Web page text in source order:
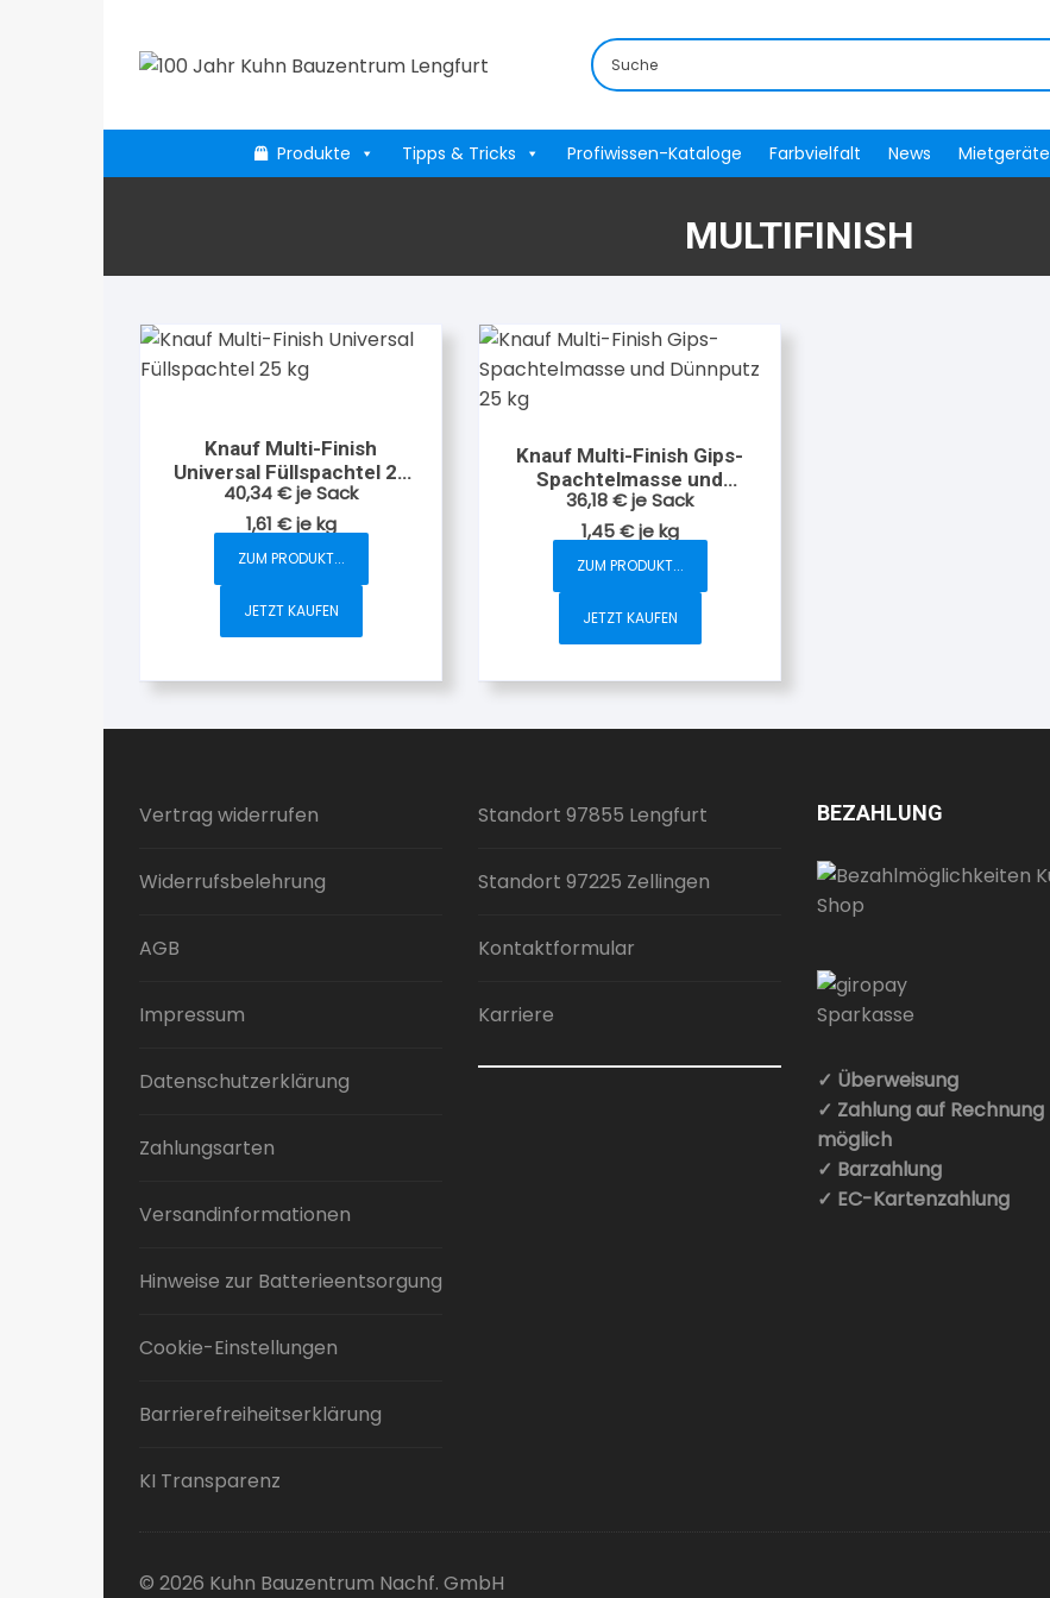
springen
Produkte Tipps & Tricks Profiwissen-Kataloge Farbvielfalt News Mietgeräte
MULTIFINISH
Knauf Multi-Finish
Universal Füllspachtel 25
kg
40,34€je Sack
1,61 €jekg
ZUM PRODUKT...
JETZT KAUFEN
Knauf Multi-Finish Gips-
Spachtelmasse und
Dünnputz 25 kg
36,18€je Sack
1,45€jekg
ZUM PRODUKT...
JETZT KAUFEN
Vertrag widerrufen
Widerrufsbelehrung
AGB
Impressum
Datenschutzerklärung
Zahlungsarten
Versandinformationen
Hinweise zur Batterieentsorgung
Cookie-Einstellungen
Barrierefreiheitserklärung
KI Transparenz
Standort 97855 Lengfurt
Standort 97225 Zellingen
Kontaktformular
Karriere
BEZAHLUNG
✓ Überweisung
✓ Zahlung auf Rechnung
möglich
✓ Barzahlung
✓ EC-Kartenzahlung
© 2026 Kuhn Bauzentrum Nachf. GmbH